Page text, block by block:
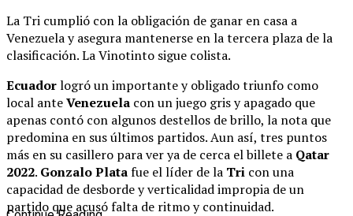
La Tri cumplió con la obligación de ganar en casa a
Venezuela y asegura mantenerse en la tercera plaza de la
clasificación. La Vinotinto sigue colista.
Ecuadorlogró un importante y obligado triunfo como
local anteVenezuela con un juego gris y apagado que
apenas contó con algunos destellos de brillo, la nota que
predomina en sus últimos partidos. Aun así, tres puntos
más en su casillero para ver ya de cerca el billete a Qatar
2022. GonzaloPlatafue el líder de la Tri con una
capacidad de desborde y verticalidad impropia de un
partido que acusó falta de ritmo y continuidad.